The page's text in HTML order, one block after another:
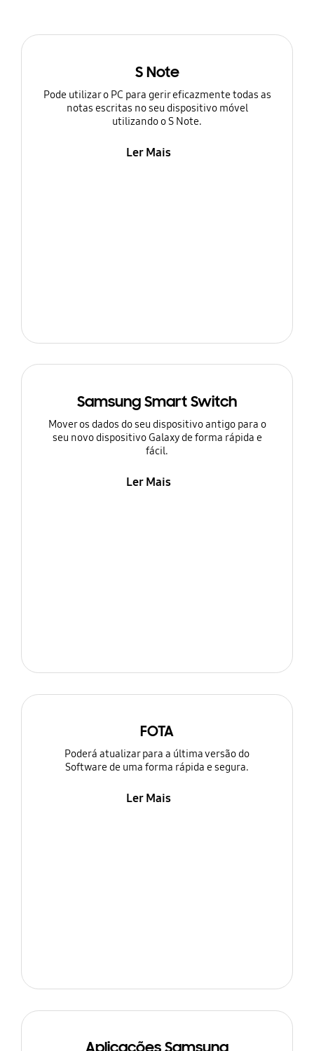
S Note
Pode utilizar o PC para gerir eficazmente todas as
notas escritas no seu dispositivo móvel
utilizando o S Note.
Ler Mais
Samsung Smart Switch
Mover os dados do seu dispositivo antigo para o
seu novo dispositivo Galaxy de forma rápida e
fácil.
Ler Mais
FOTA
Poderá atualizar para a última versão do
Software de uma forma rápida e segura.
Ler Mais